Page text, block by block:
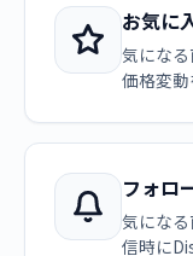
お気に
気になる
価格変動
フォロ
気にな
信時に